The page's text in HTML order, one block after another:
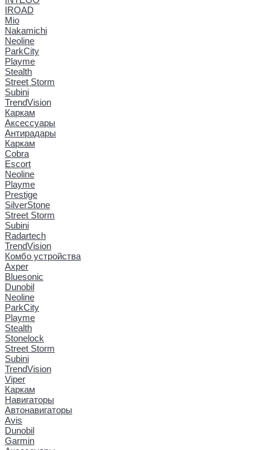
IROAD
Mio
Nakamichi
Neoline
ParkCity
Playme
Stealth
Street Storm
Subini
TrendVision
Каркам
Аксессуары
Антирадары
Каркам
Cobra
Escort
Neoline
Playme
Prestige
SilverStone
Street Storm
Subini
Radartech
TrendVision
Комбо устройства
Axper
Bluesonic
Dunobil
Neoline
ParkCity
Playme
Stealth
Stonelock
Street Storm
Subini
TrendVision
Viper
Каркам
Навигаторы
Автонавигаторы
Avis
Dunobil
Garmin